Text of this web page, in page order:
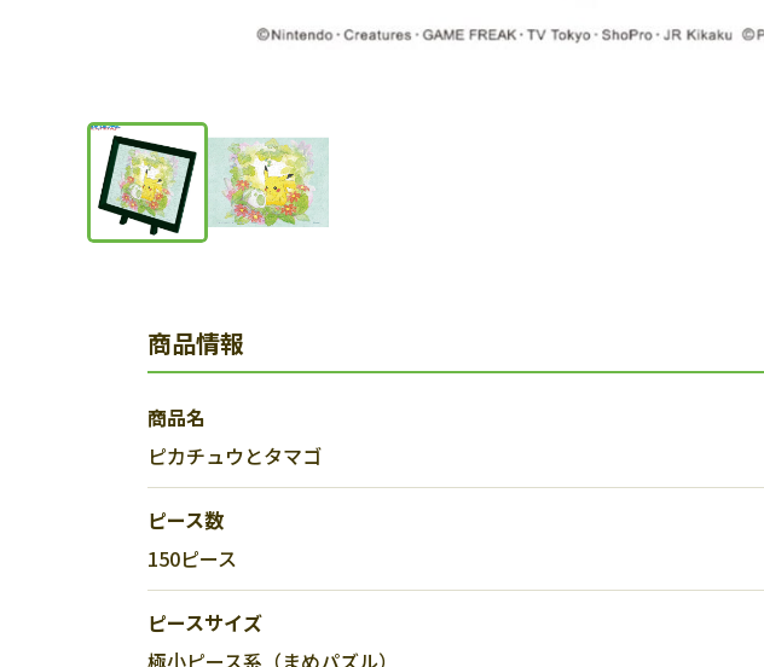
商品情報
商品名
ピカチュウとタマゴ
ピース数
150ピース
ピースサイズ
極小ピース系（まめパズル）